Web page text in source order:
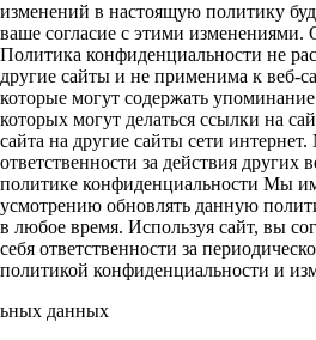
изменений в настоящую политику
ваше согласие с этими изменениями.
Политика конфиденциальности не
другие сайты и не применима к веб-
которые могут содержать
которых могут делаться ссылки на
сайта на другие сайты сети
ответственности за действия других
политике конфиденциальности Мы
усмотрению обновлять данную
в любое время. Используя сайт, вы
себя ответственности за
политикой конфиденциальности и
данных